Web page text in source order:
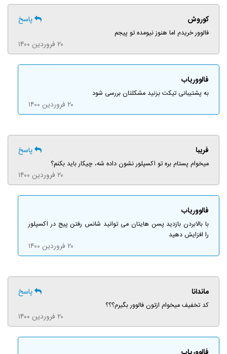
کوروش پاسخ
فالوور خریدم اما هنوز نیومده تو پیجم
۲۰ فروردین ۱۴۰۰
فالووریاب
به پشتیبانی تیکت بزنید مشکلتان بررسی شود
۲۰ فروردین ۱۴۰۰
فریبا پاسخ
میخوام پستام بره تو اکسپلور نشون داده شه، چیکار باید بکنم؟
۲۰ فروردین ۱۴۰۰
فالووریاب
با بالابردن بازدید پسن هایتان می توانید شانس رفتن پیج در اکسپلور
را افزایش دهید
۲۰ فروردین ۱۴۰۰
ماندانا پاسخ
کد تخفیف میخوام ازتون فالوور بگیرم؟؟؟
۲۰ فروردین ۱۴۰۰